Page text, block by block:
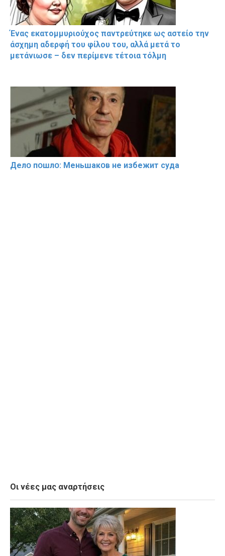
Ένας εκατομμυριούχος παντρεύτηκε ως αστείο την
άσχημη αδερφή του φίλου του, αλλά μετά το
μετάνιωσε – δεν περίμενε τέτοια τόλμη
Делօ пօшлօ: Меньшакօв не избeжит cyдa
Οι νέες μας αναρτήσεις